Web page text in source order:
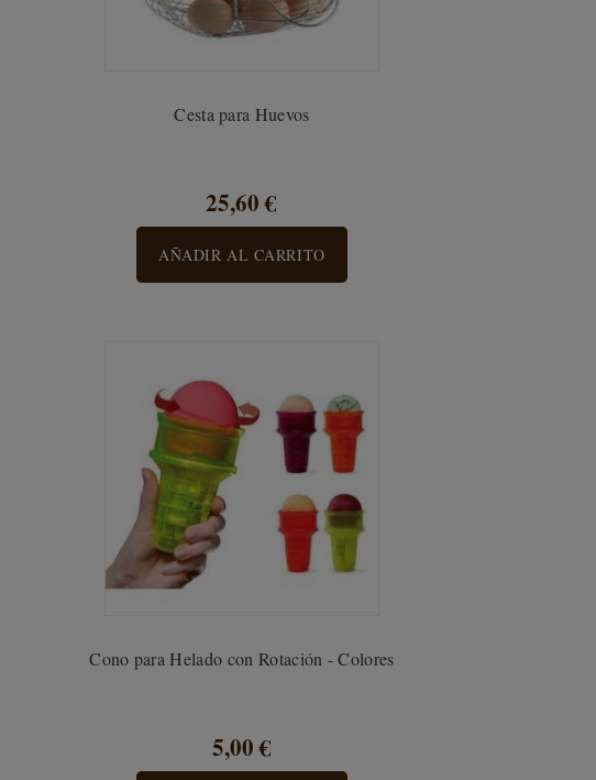
Cesta para Huevos
25,60 €
AÑADIR AL CARRITO
Cono para Helado con Rotación - Colores
5,00 €